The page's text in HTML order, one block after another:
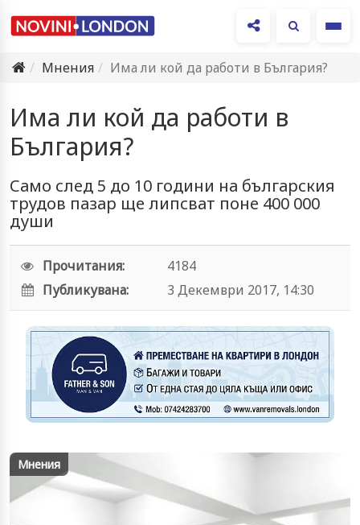
Мнения
Има ли кой да работи в България?
Има ли кой да работи в
България?
Само след 5 до 10 години на българския
трудов пазар ще липсват поне 400 000
души
Прочитания:
4184
Публикувана:
3 Декември 2017, 14:30
Мнения